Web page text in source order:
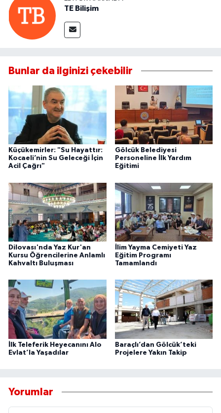
TE Bilişim
Bunlar da ilginizi çekebilir
Küçükemirler: "Su Hayattır:
Kocaeli’nin Su Geleceği İçin
Acil Çağrı"
Gölcük Belediyesi
Personeline İlk Yardım
Eğitimi
Dilovası'nda Yaz Kur'an
Kursu Öğrencilerine Anlamlı
Kahvaltı Buluşması
İlim Yayma Cemiyeti Yaz
Eğitim Programı
Tamamlandı
İlk Teleferik Heyecanını Alo
Evlat’la Yaşadılar
Baraçlı’dan Gölcük’teki
Projelere Yakın Takip
Yorumlar